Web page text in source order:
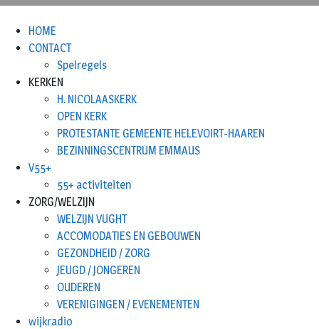
HOME
CONTACT
Spelregels
KERKEN
H. NICOLAASKERK
OPEN KERK
PROTESTANTE GEMEENTE HELEVOIRT-HAAREN
BEZINNINGSCENTRUM EMMAUS
V55+
55+ activiteiten
ZORG/WELZIJN
WELZIJN VUGHT
ACCOMODATIES EN GEBOUWEN
GEZONDHEID / ZORG
JEUGD / JONGEREN
OUDEREN
VERENIGINGEN / EVENEMENTEN
wijkradio